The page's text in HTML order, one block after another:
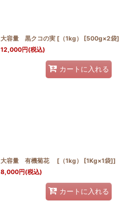
大容量 黒クコの実 [（1kg） [500g×2袋]
12,000円(税込)
カートに入れる
大容量 有機菊花 [（1kg） [1Kg×1袋]]
8,000円(税込)
カートに入れる